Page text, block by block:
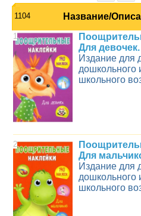
1104 Название/
1
Для девочек.
Издание для
дошкольного
школьного
2
Для
Издание для
дошкольного
школьного